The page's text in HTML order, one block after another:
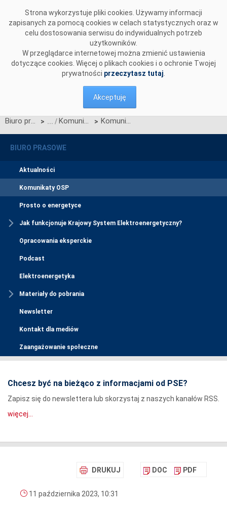
Strona wykorzystuje pliki cookies. Używamy informacji
zapisanych za pomocą cookies w celach statystycznych oraz w
celu dostosowania serwisu do indywidualnych potrzeb
użytkowników.
W przeglądarce internetowej można zmienić ustawienia
dotyczące cookies. Więcej o plikach cookies i o ochronie Twojej
prywatności przeczytasz tutaj
Akceptuję
Biuro prasowe > Komunikaty OSP > Komunikat OSP z dnia 11.10.2023 r. dotyczący Projektu Zmian nr 11/2023 Warunków Dotyczących Bilansowania
BIURO PRASOWE
Aktualności
Komunikaty OSP
Prosto o energetyce
Jak funkcjonuje Krajowy System Elektroenergetyczny?
Opracowania eksperckie
Podcast
Elektroenergetyka
Materiały do pobrania
Newsletter
Kontakt dla mediów
Zaangażowanie społeczne
Chcesz być na bieżąco z informacjami od PSE?
Zapisz się do newslettera lub skorzystaj z naszych kanałów RSS.
więcej...
DRUKUJ DOC PDF
11 października 2023, 10:31